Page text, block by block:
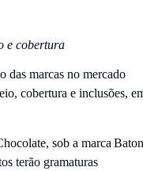
e cobertura
marcas no mercado
cobertura e inclusões,
sob a marca Baton
terão gramaturas